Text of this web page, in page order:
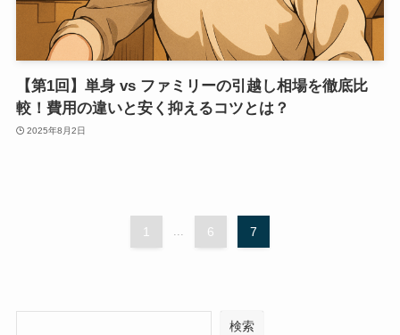
【第1回】単身 vs ファミリーの引越し相場を徹底比
較！費用の違いと安く抑えるコツとは？
2025年8月2日
1 ... 6 7
検索